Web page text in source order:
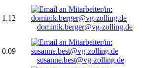
1.12
dominik.berger@vg-zolling.de
0.09
susanne.best@vg-zolling.de